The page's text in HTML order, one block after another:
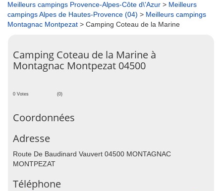
Meilleurs campings Provence-Alpes-Côte d\'Azur > Meilleurs
campings Alpes de Hautes-Provence (04) > Meilleurs campings
Montagnac Montpezat > Camping Coteau de la Marine
Camping Coteau de la Marine à
Montagnac Montpezat 04500
0 Votes (0)
Coordonnées
Adresse
Route De Baudinard Vauvert 04500 MONTAGNAC
MONTPEZAT
Téléphone